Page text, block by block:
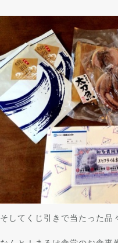
そしてくじ引きで当たった品